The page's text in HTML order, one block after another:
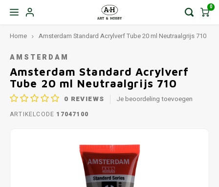
0
Home Amsterdam Standard Acrylverf Tube 20 ml Neutraalgrijs 710
AMSTERDAM
Amsterdam Standard Acrylverf
Tube 20 ml Neutraalgrijs 710
0 REVIEWS Je beoordeling toevoegen
ARTIKELCODE 17047100